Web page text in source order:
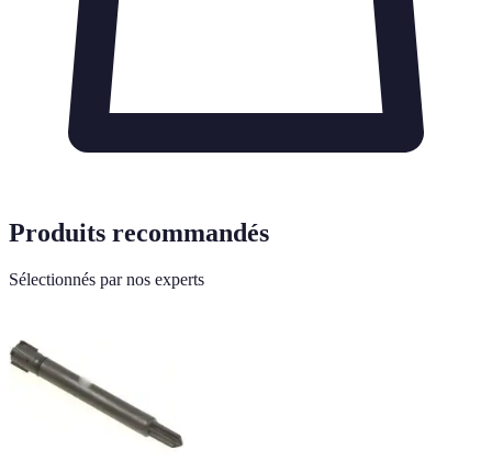
Produits recommandés
Sélectionnés par nos experts